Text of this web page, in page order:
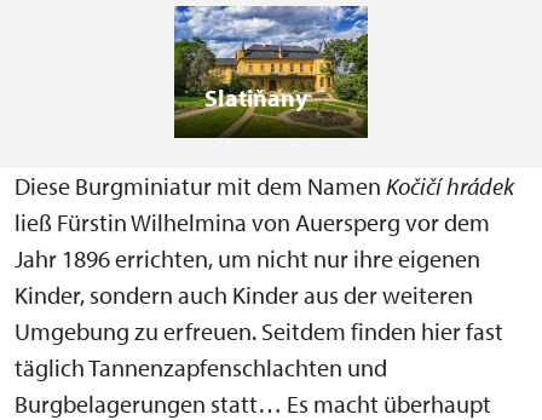
Slatiňany
Diese Burgminiatur mit dem Namen Kočičí hrádek
ließ Fürstin Wilhelmina von Auersperg vor dem
Jahr 1896 errichten, um nicht nur ihre eigenen
Kinder, sondern auch Kinder aus der weiteren
Umgebung zu erfreuen. Seitdem finden hier fast
täglich Tannenzapfenschlachten und
Burgbelagerungen statt… Es macht überhaupt